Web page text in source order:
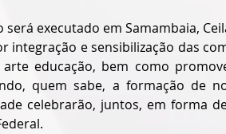
será executado em Samambaia,
integração e sensibilização das
educação, bem como
quem sabe, a formação de
celebrarão, juntos, em forma